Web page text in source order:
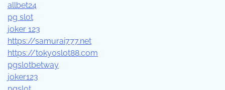
allbet24
pg slot
joker 123
https://samurai777.net
https://tokyoslot88.com
pgslotbetway
joker123